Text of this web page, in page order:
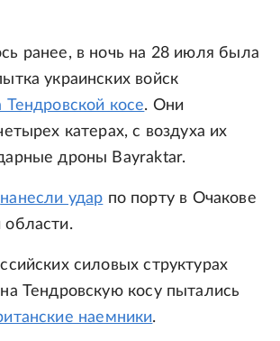
ранее, в ночь на 28 июля была
украинских войск
Тендровской косе. Они
катерах, с воздуха их
дроны Bayraktar.
нанесли удар по порту в Очакове
области.
силовых структурах
Тендровскую косу пытались
наемники.